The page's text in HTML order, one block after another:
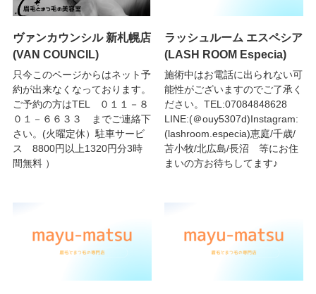
ヴァンカウンシル 新札幌店
(VAN COUNCIL)
只今このページからはネット予
約が出来なくなっております。
ご予約の方はTEL ０１１－８
０１－６６３３ までご連絡下
さい。(火曜定休）駐車サービ
ス 8800円以上1320円分3時
間無料 ）
ラッシュルーム エスペシア
(LASH ROOM Especia)
施術中はお電話に出られない可
能性がございますのでご了承く
ださい。TEL:07084848628
LINE:(＠ouy5307d)Instagram:
(lashroom.especia)恵庭/千歳/
苫小牧/北広島/長沼 等にお住
まいの方お待ちしてます♪